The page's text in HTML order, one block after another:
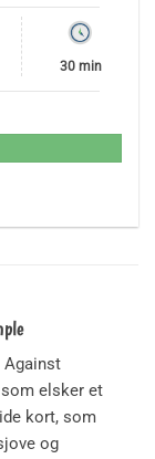
30 min
Against
elsker et
kort, som
og